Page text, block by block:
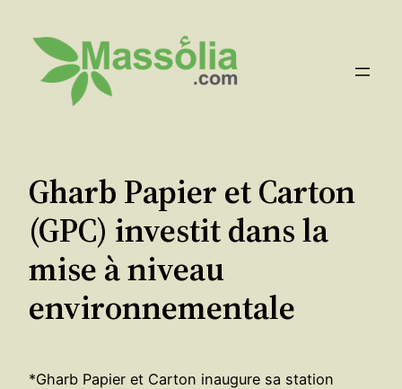
contenu
Gharb Papier et Carton
(GPC) investit dans la
mise à niveau
environnementale
*Gharb Papier et Carton inaugure sa station